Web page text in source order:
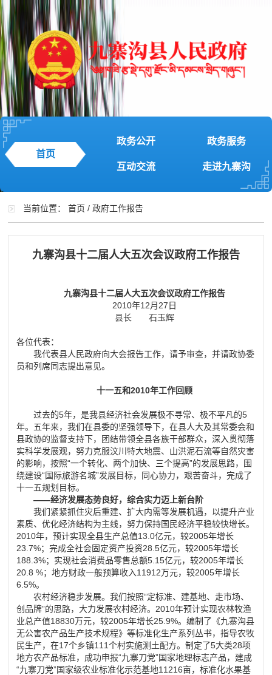
首页
政务公开 政务服务
互动交流 走进九寨沟
当前位置：首页 /政府工作报告
九寨沟县十二届人大五次会议政府工作报告
九寨沟县十二届人大五次会议政府工作报告
2010年12月27日
县长 石玉辉
各位代表：
我代表县人民政府向大会报告工作，请予审查，并请政协委
员和列席同志提出意见。
十一五和2010年工作回顾
过去的5年，是我县经济社会发展极不寻常、极不平凡的5
年。五年来，我们在县委的坚强领导下，在县人大及其常委会和
县政协的监督支持下，团结带领全县各族干部群众，深入贯彻落
实科学发展观，努力克服汶川特大地震、山洪泥石流等自然灾害
的影响，按照“一个转化、两个加快、三个提高”的发展思路，围
绕建设“国际旅游名城”发展目标，同心协力，艰苦奋斗，完成了
十一五规划目标。
——经济发展态势良好，综合实力迈上新台阶
我们紧紧抓住灾后重建、扩大内需等发展机遇，以提升产业
素质、优化经济结构为主线，努力保持国民经济平稳较快增长。
2010年，预计实现全县生产总值13.0亿元，较2005年增长
23.7%；完成全社会固定资产投资28.5亿元，较2005年增长
188.3%；实现社会消费品零售总额5.15亿元，较2005年增长
20.8 %；地方财政一般预算收入11912万元，较2005年增长
6.5%。
农村经济稳步发展。我们按照“定标准、建基地、走市场、
创品牌”的思路，大力发展农村经济。2010年预计实现农林牧渔
业总产值18830万元，较2005年增长25.9%。编制了《九寨沟县
无公害农产品生产技术规程》等标准化生产系列丛书，指导农牧
民生产，在17个乡镇111个村实施测土配方。制定了5大类28项
地方农产品标准，成功申报“九寨刀党”国家地理标志产品，建成
“九寨刀党”国家级农业标准化示范基地11216亩，标准化水果基